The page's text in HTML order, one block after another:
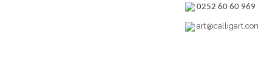
0252 60 60 969